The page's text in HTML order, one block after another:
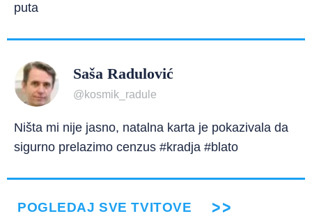
puta
Saša Radulović
@kosmik_radule
Ništa mi nije jasno, natalna karta je pokazivala da
sigurno prelazimo cenzus #kradja #blato
POGLEDAJ SVE TVITOVE